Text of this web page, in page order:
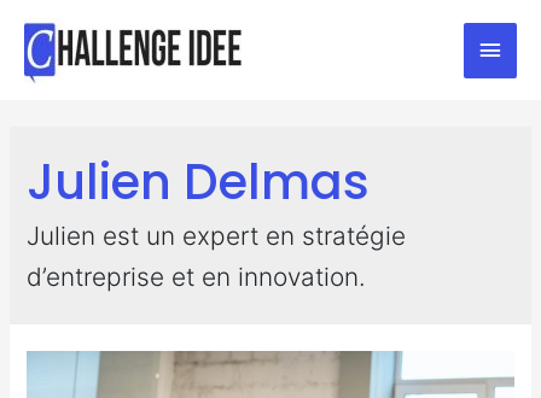
Julien Delmas
Julien est un expert en stratégie
d’entreprise et en innovation.